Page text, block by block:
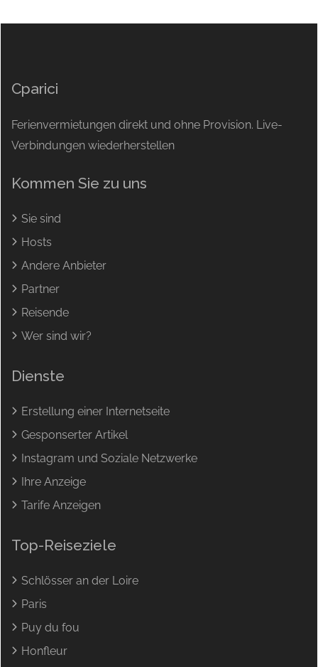
Cparici
Ferienvermietungen direkt und ohne Provision. Live-
Verbindungen wiederherstellen
Kommen Sie zu uns
Sie sind
Hosts
Andere Anbieter
Partner
Reisende
Wer sind wir?
Dienste
Erstellung einer Internetseite
Gesponserter Artikel
Instagram und Soziale Netzwerke
Ihre Anzeige
Tarife Anzeigen
Top-Reiseziele
Schlösser an der Loire
Paris
Puy du fou
Honfleur